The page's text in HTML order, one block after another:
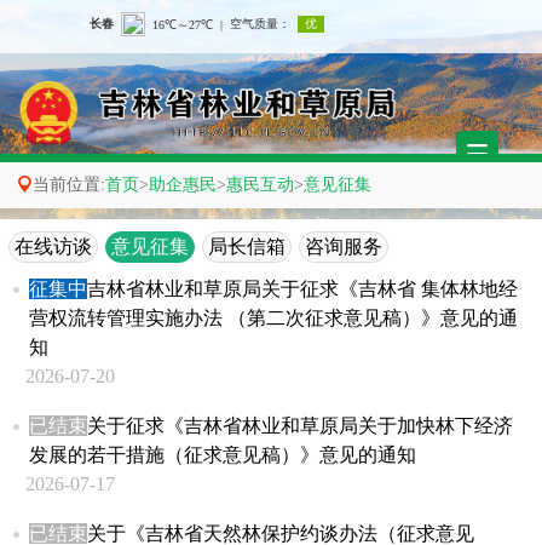
当前位置:首页>助企惠民>惠民互动>意见征集
在线访谈 意见征集 局长信箱 咨询服务
征集中吉林省林业和草原局关于征求《吉林省 集体林地经
营权流转管理实施办法 （第二次征求意见稿）》意见的通
知
2026-07-20
已结束关于征求《吉林省林业和草原局关于加快林下经济
发展的若干措施（征求意见稿）》意见的通知
2026-07-17
已结束关于《吉林省天然林保护约谈办法（征求意见